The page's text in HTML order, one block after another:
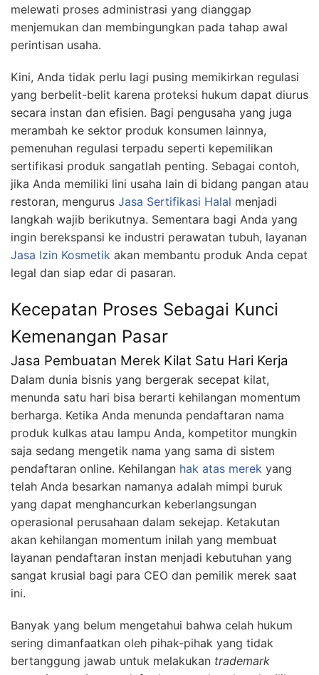
melewati proses administrasi yang dianggap
menjemukan dan membingungkan pada tahap awal
perintisan usaha.
Kini, Anda tidak perlu lagi pusing memikirkan regulasi
yang berbelit-belit karena proteksi hukum dapat diurus
secara instan dan efisien. Bagi pengusaha yang juga
merambah ke sektor produk konsumen lainnya,
pemenuhan regulasi terpadu seperti kepemilikan
sertifikasi produk sangatlah penting. Sebagai contoh,
jika Anda memiliki lini usaha lain di bidang pangan atau
restoran, mengurus Jasa Sertifikasi Halal menjadi
langkah wajib berikutnya. Sementara bagi Anda yang
ingin berekspansi ke industri perawatan tubuh, layanan
Jasa Izin Kosmetik akan membantu produk Anda cepat
legal dan siap edar di pasaran.
Kecepatan Proses Sebagai Kunci
Kemenangan Pasar
Jasa Pembuatan Merek Kilat Satu Hari Kerja
Dalam dunia bisnis yang bergerak secepat kilat,
menunda satu hari bisa berarti kehilangan momentum
berharga. Ketika Anda menunda pendaftaran nama
produk kulkas atau lampu Anda, kompetitor mungkin
saja sedang mengetik nama yang sama di sistem
pendaftaran online. Kehilangan hak atas merek yang
telah Anda besarkan namanya adalah mimpi buruk
yang dapat menghancurkan keberlangsungan
operasional perusahaan dalam sekejap. Ketakutan
akan kehilangan momentum inilah yang membuat
layanan pendaftaran instan menjadi kebutuhan yang
sangat krusial bagi para CEO dan pemilik merek saat
ini.
Banyak yang belum mengetahui bahwa celah hukum
sering dimanfaatkan oleh pihak-pihak yang tidak
bertanggung jawab untuk melakukan trademark